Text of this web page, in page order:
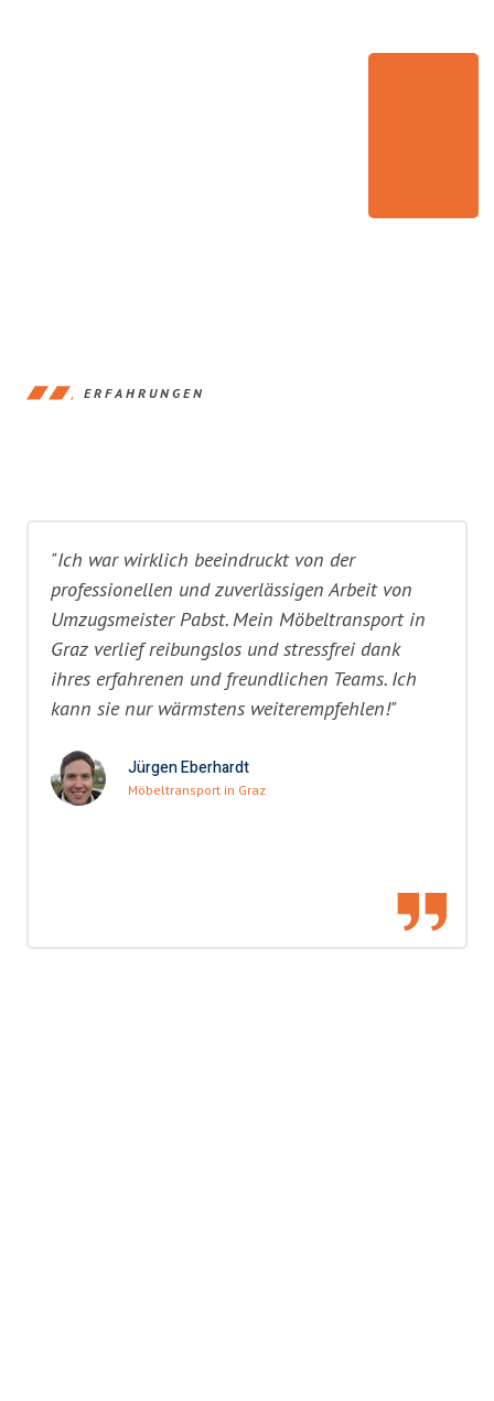
ERFAHRUNGEN
"Ich war wirklich beeindruckt von der
professionellen und zuverlässigen Arbeit von
Umzugsmeister Pabst. Mein Möbeltransport in
Graz verlief reibungslos und stressfrei dank
ihres erfahrenen und freundlichen Teams. Ich
kann sie nur wärmstens weiterempfehlen!"
Jürgen Eberhardt
Möbeltransport in Graz